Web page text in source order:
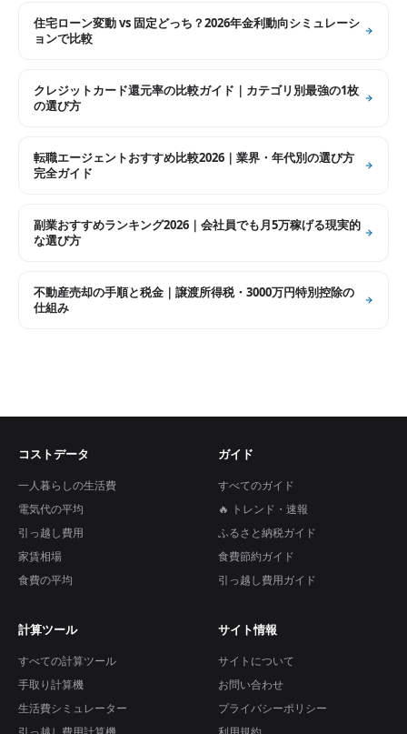
住宅ローン変動 vs 固定どっち？2026年金利動向シミュレーシ
ョンで比較
クレジットカード還元率の比較ガイド｜カテゴリ別最強の1枚
の選び方
転職エージェントおすすめ比較2026｜業界・年代別の選び方
完全ガイド
副業おすすめランキング2026｜会社員でも月5万稼げる現実的
な選び方
不動産売却の手順と税金｜譲渡所得税・3000万円特別控除の
仕組み
コストデータ
一人暮らしの生活費
電気代の平均
引っ越し費用
家賃相場
食費の平均
ガイド
すべてのガイド
🔥 トレンド・速報
ふるさと納税ガイド
食費節約ガイド
引っ越し費用ガイド
計算ツール
すべての計算ツール
手取り計算機
生活費シミュレーター
サイト情報
サイトについて
お問い合わせ
プライバシーポリシー